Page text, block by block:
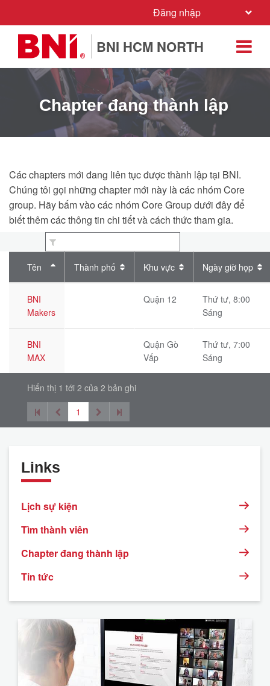
Đăng nhập
BNI HCM NORTH
Chapter đang thành lập
Các chapters mới đang liên tục được thành lập tại BNI.
Chúng tôi gọi những chapter mới này là các nhóm Core
group. Hãy bấm vào các nhóm Core Group dưới đây để
biết thêm các thông tin chi tiết và cách thức tham gia.
BNI
Makers
Quận 12
Thứ tư, 8:00
Sáng
BNI
MAX
Quận Gò
Vấp
Thứ tư, 7:00
Sáng
Tên Thành phố Khu vực Ngày giờ họp
Hiển thị 1 tới 2 của 2 bản ghi
1
Links
Lịch sự kiện
Tìm thành viên
Chapter đang thành lập
Tin tức